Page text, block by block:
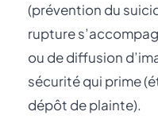
(prévention du
rupture
ou de diffusion
sécurité qui prime
dépôt de plainte).